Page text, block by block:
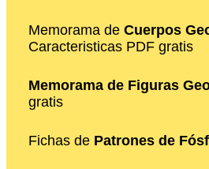
Memorama de Cuerpos
Caracteristicas PDF gratis
Memorama de Figuras
gratis
Fichas de Patrones de